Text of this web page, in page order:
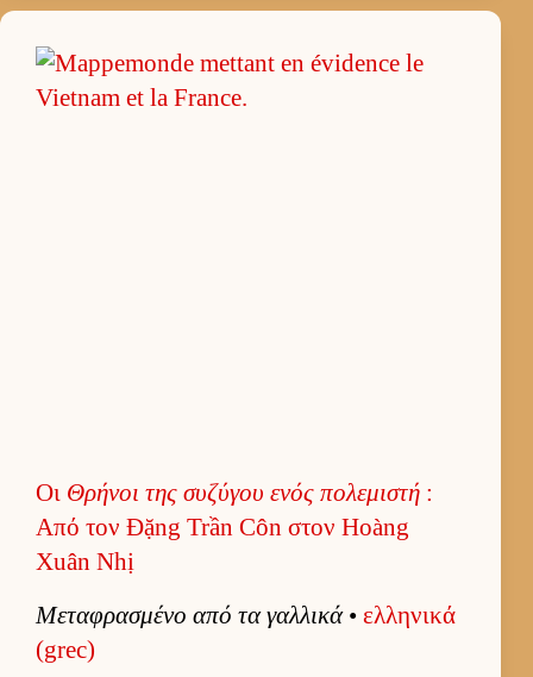
Οι Θρήνοι της συζύγου ενός πολεμιστή :
Από τον Đặng Trần Côn στον Hoàng
Xuân Nhị
Μεταφρασμένο από τα γαλ­λικά• ελ­ληνικά
(grec)